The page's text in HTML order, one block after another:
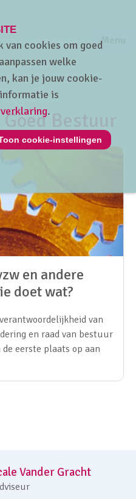
Jump
Menu
Bestuur
en andere
doet wat?
van
en raad van bestuur
eerste plaats op aan
Vander Gracht
van cookies om goed
welke
kan je jouw cookie-
is
.
cookie-instellingen